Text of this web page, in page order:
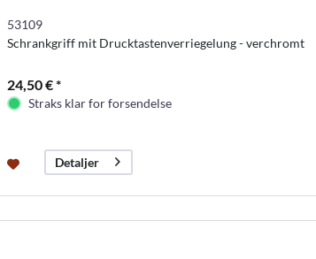
53109
Schrankgriff mit Drucktastenverriegelung - verchromt
24,50 € *
Straks klar for forsendelse
Detaljer